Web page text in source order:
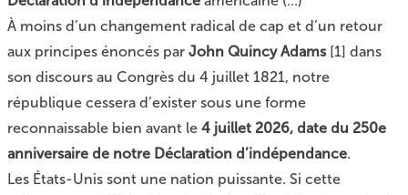
À moins d’un changement radical de cap et d’un retour
aux principes énoncés par John Quincy Adams[1] dans
son discours au Congrès du 4 juillet 1821, notre
république cessera d’exister sous une forme
reconnaissable bien avant le 4 juillet 2026, date du 250e
anniversaire de notre Déclaration d’indépendance.
Les États-Unis sont une nation puissante. Si cette